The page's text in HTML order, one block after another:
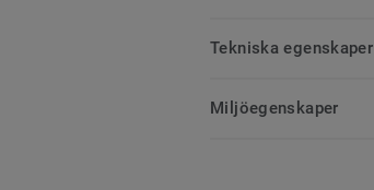
Tekniska egenskaper
Miljöegenskaper